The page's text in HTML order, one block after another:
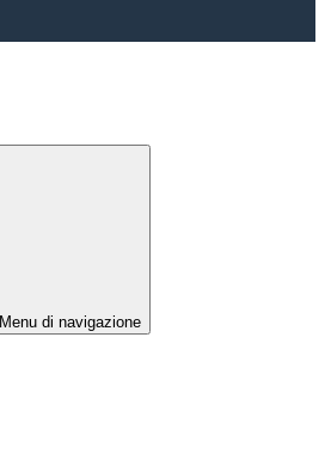
Menu di navigazione